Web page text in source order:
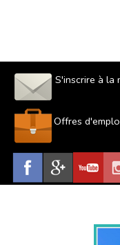
S'inscrire à la
Offres